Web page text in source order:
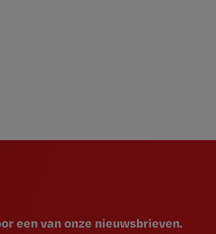
een van onze nieuwsbrieven.